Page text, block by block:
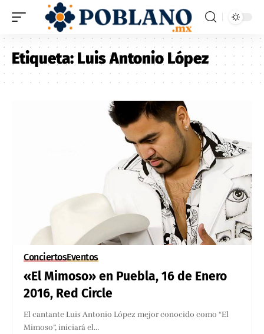
Etiqueta:Luis Antonio López
ConciertosEventos
«El Mimoso» en Puebla, 16 de Enero
2016, Red Circle
El cantante Luis Antonio López mejor conocido como “El
Mimoso”, iniciará el…